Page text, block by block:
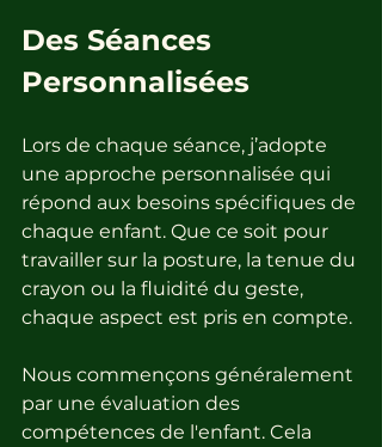
Des Séances
Personnalisées
Lors de chaque séance, j’adopte
une approche personnalisée qui
répond aux besoins spécifiques de
chaque enfant. Que ce soit pour
travailler sur la posture, la tenue du
crayon ou la fluidité du geste,
chaque aspect est pris en compte.
Nous commençons généralement
par une évaluation des
compétences de l'enfant. Cela